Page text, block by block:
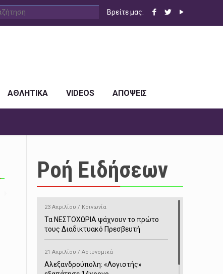
Βρείτε μας:
ΑΘΛΗΤΙΚΑ VIDEOS ΑΠΟΨΕΙΣ
Ροή Ειδήσεων
23 Απριλίου / Κοινωνία
Τα ΝΕΣΤΟΧΩΡΙΑ ψάχνουν το πρώτο
τους Διαδικτυακό Πρεσβευτή
21 Απριλίου / Αστυνομικά
Αλεξανδρούπολη: «Λογιστής»